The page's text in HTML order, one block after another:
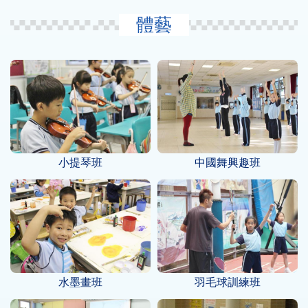
體藝
小提琴班 中國舞興趣班
水墨畫班 羽毛球訓練班